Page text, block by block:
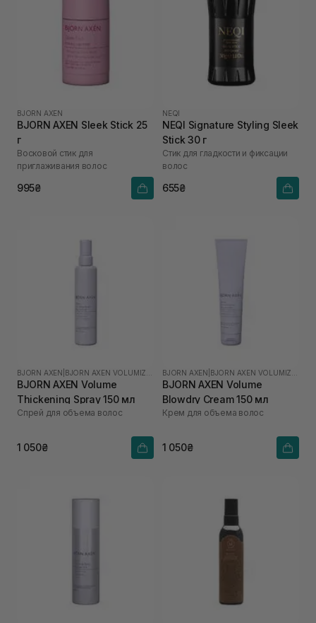
BJORN AXEN
BJORN AXEN Sleek Stick 25
г
Восковой стик для
приглаживания волос
995₴
NEQI
NEQI Signature Styling Sleek
Stick 30 г
Стик для гладкости и фиксации
волос
655₴
BJORN AXEN
BJORN AXEN Volume
Thickening Spray 150 мл
Спрей для объема волос
1 050₴
BJORN AXEN
BJORN AXEN Volume
Blowdry Cream 150 мл
Крем для объема волос
1 050₴